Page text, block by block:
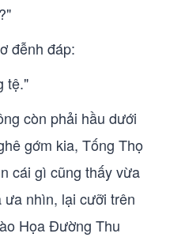
đễnh đáp:
tệ."
còn phải hầu dưới
gớm kia, Tống Thọ
cái gì cũng thấy vừa
ưa nhìn, lại cưỡi trên
Họa Đường Thu